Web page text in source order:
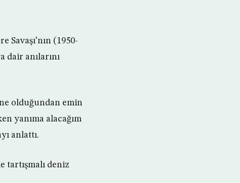
(1950-
dair anılarını
olduğundan emin
yanıma alacağım
anlattı.
tartışmalı deniz